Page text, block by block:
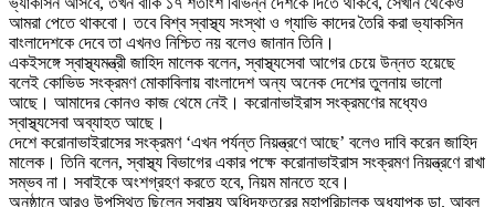
আমরা পেতে থাকবো। তবে বিশ্ব স্বাস্থ্য সংস্থা ও গ্যাভি কাদের তৈরি করা ভ্যাকসিন
বাংলাদেশকে দেবে তা এখনও নিশ্চিত নয় বলেও জানান তিনি।
একইসঙ্গে স্বাস্থ্যমন্ত্রী জাহিদ মালেক বলেন, স্বাস্থ্যসেবা আগের চেয়ে উন্নত হয়েছে
বলেই কোভিড সংক্রমণ মোকাবিলায় বাংলাদেশ অন্য অনেক দেশের তুলনায় ভালো
আছে। আমাদের কোনও কাজ থেমে নেই। করোনাভাইরাস সংক্রমণের মধ্যেও
স্বাস্থ্যসেবা অব্যাহত আছে।
দেশে করোনাভাইরাসের সংক্রমণ ‘এখন পর্যন্ত নিয়ন্ত্রণে আছে’ বলেও দাবি করেন জাহিদ
মালেক। তিনি বলেন, স্বাস্থ্য বিভাগের একার পক্ষে করোনাভাইরাস সংক্রমণ নিয়ন্ত্রণে রাখা
সম্ভব না। সবাইকে অংশগ্রহণ করতে হবে, নিয়ম মানতে হবে।
অনুষ্ঠানে আরও উপস্থিত ছিলেন স্বাস্থ্য অধিদফতরের মহাপরিচালক অধ্যাপক ডা. আবুল